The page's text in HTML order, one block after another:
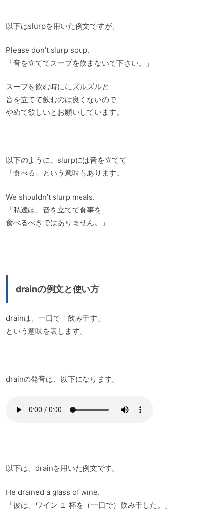
以下はslurpを用いた例文ですが、
Please don’t slurp soup.
「音を立ててスープを飲まないで下さい。」
スープを飲む時ににズルズルと
音を立てて飲むのは良くないので
やめて欲しいとお願いしています。
以下のように、slurpには音を立てて
「食べる」という意味もあります。
We shouldn’t slurp meals.
「私達は、音を立てて食事を
食べるべきではありません。」
drainの例文と使い方
drainは、一口で「飲み干す」
という意味を表します。
drainの発音は、以下になります。
以下は、drainを用いた例文です。
He drained a glass of wine.
「彼は、ワイン １ 杯を（一口で）飲み干した。」